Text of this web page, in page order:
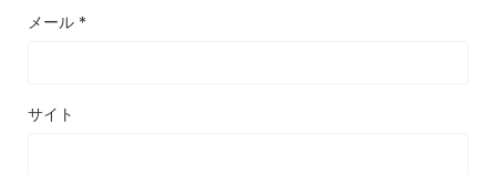
メール *
サイト